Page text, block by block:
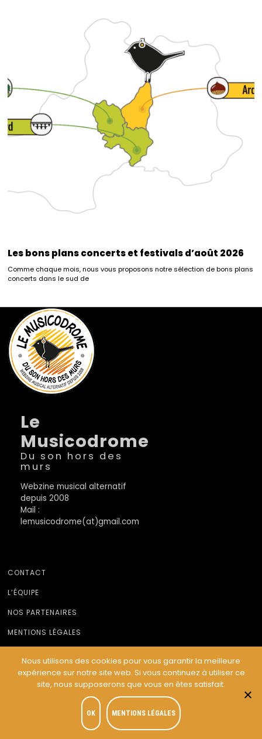
Les bons plans concerts et festivals d’août 2026
Comme chaque mois, nous vous proposons notre sélection de bons plans
concerts dans le sud de
Le
Musicodrome
Du son hors des
murs
Webzine musical alternatif
depuis 2008
Mail :
lemusicodrome(at)gmail.com
CONTACT
L’ÉQUIPE
NOS PARTENAIRES
MENTIONS LÉGALES
© Le Musicodrome 2022 - Webdesign :Cereal Concept
Nous utilisons des cookies pour vous garantir la meilleure
expérience sur notre site web. Si vous continuez à utiliser ce
site, nous supposerons que vous en êtes satisfait.
OK MENTIONS LÉGALES